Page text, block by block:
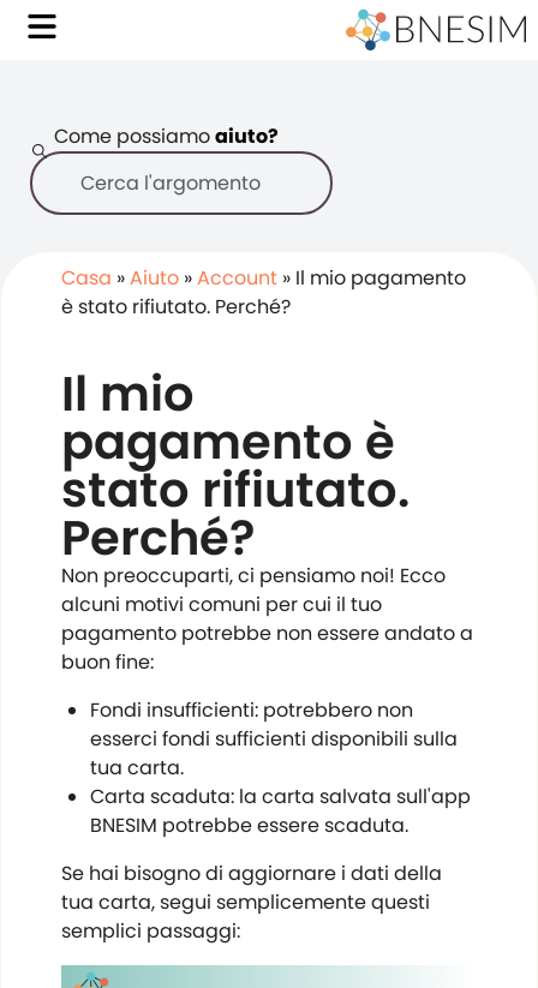
Come possiamoaiuto?
Casa »Aiuto »Account » Il mio pagamento
è stato rifiutato. Perché?
Il mio
pagamento è
stato rifiutato.
Perché?
Non preoccuparti, ci pensiamo noi! Ecco
alcuni motivi comuni per cui il tuo
pagamento potrebbe non essere andato a
buon fine:
Fondi insufficienti: potrebbero non
esserci fondi sufficienti disponibili sulla
tua carta.
Carta scaduta: la carta salvata sull'app
BNESIM potrebbe essere scaduta.
Se hai bisogno di aggiornare i dati della
tua carta, segui semplicemente questi
semplici passaggi: